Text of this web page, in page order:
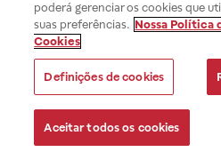
poderá gerenciar os cookies que
suas preferências. Nossa Política
Cookies
Definições de cookies
Aceitar todos os cookies